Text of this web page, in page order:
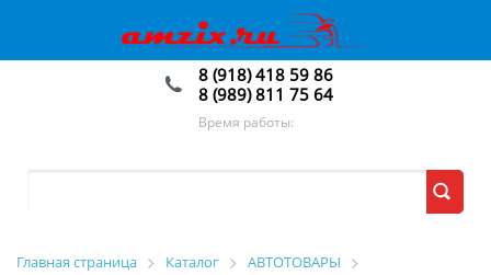
8 (918) 418 59 86
8 (989) 811 75 64
Время работы:
Главная страница Каталог
АВТОТОВАРЫ